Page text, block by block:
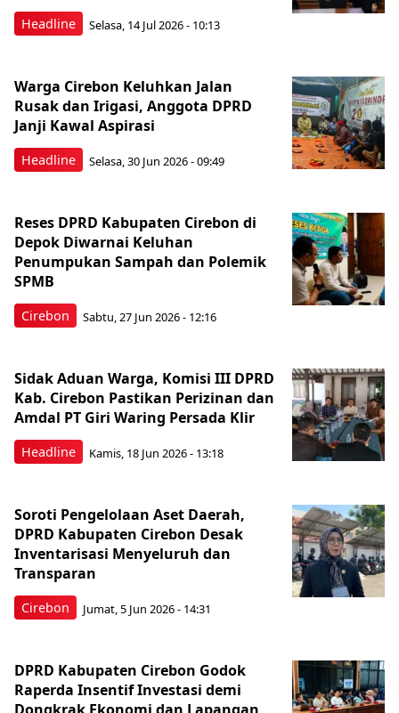
Headline Selasa, 14 Jul 2026 - 10:13
Headline
Warga Cirebon Keluhkan Jalan
Rusak dan Irigasi, Anggota DPRD
Janji Kawal Aspirasi
Selasa, 30 Jun 2026 - 09:49
Cirebon
Reses DPRD Kabupaten Cirebon di
Depok Diwarnai Keluhan
Penumpukan Sampah dan Polemik
SPMB
Sabtu, 27 Jun 2026 - 12:16
Headline
Sidak Aduan Warga, Komisi III DPRD
Kab. Cirebon Pastikan Perizinan dan
Amdal PT Giri Waring Persada Klir
Kamis, 18 Jun 2026 - 13:18
Cirebon
Soroti Pengelolaan Aset Daerah,
DPRD Kabupaten Cirebon Desak
Inventarisasi Menyeluruh dan
Transparan
Jumat, 5 Jun 2026 - 14:31
DPRD Kabupaten Cirebon Godok
Raperda Insentif Investasi demi